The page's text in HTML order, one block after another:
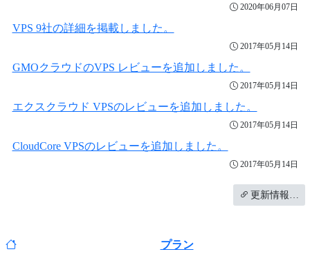
2020年06月07日
VPS 9社の詳細を掲載しました。
2017年05月14日
GMOクラウドのVPS レビューを追加しました。
2017年05月14日
エクスクラウド VPSのレビューを追加しました。
2017年05月14日
CloudCore VPSのレビューを追加しました。
2017年05月14日
更新情報…
プラン